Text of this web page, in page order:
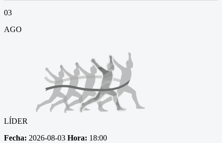
03
AGO
LÍDER
Fecha: 2026-08-03 Hora: 18:00